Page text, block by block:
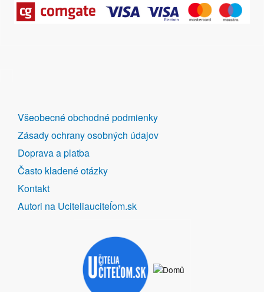
DALŠÍ
ODKAZY
Všeobecné obchodné podmienky
Zásady ochrany osobných údajov
Doprava a platba
Často kladené otázky
Kontakt
Autori na Uciteliauciteĺom.sk